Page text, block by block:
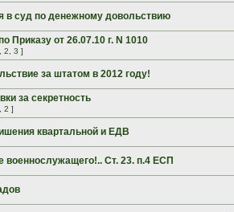
в суд по денежному довольствию
Приказу от 26.07.10 г. N 1010
2 3 ]
за штатом в 2012 году!
за секретность
2 ]
квартальной и ЕДВ
военнослужащего!.. Ст. 23. п.4 ЕСП